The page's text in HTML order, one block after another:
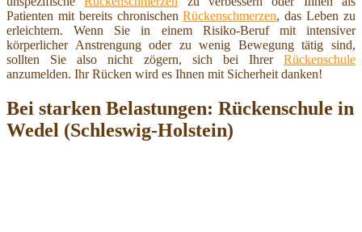
Patienten mit bereits chronischenRückenschmerzen, das Leben zu
erleichtern. Wenn Sie in einem Risiko-Beruf mit intensiver
körperlicher Anstrengung oder zu wenig Bewegung tätig sind,
sollten Sie also nicht zögern, sich bei Ihrer Rückenschule
anzumelden. Ihr Rücken wird es Ihnen mit Sicherheit danken!
Bei starken Belastungen: Rückenschule in
Wedel (Schleswig-Holstein)